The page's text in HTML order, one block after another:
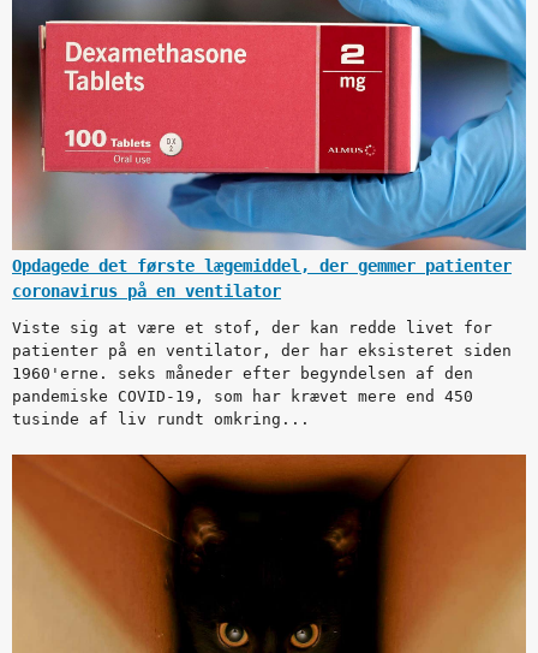
Opdagede det første lægemiddel, der gemmer patienter
coronavirus på en ventilator
Viste sig at være et stof, der kan redde livet for
patienter på en ventilator, der har eksisteret siden
1960'erne. seks måneder efter begyndelsen af den
pandemiske COVID-19, som har krævet mere end 450
tusinde af liv rundt omkring...